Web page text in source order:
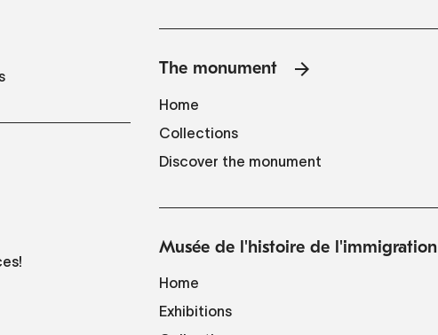
The monument
Home
Collections
Discover the monument
Musée de l'histoire de l'immigration
Home
Exhibitions